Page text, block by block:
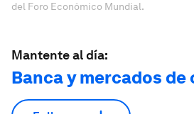
del Foro Económico Mundial.
Mantente al día:
Banca y mercados de